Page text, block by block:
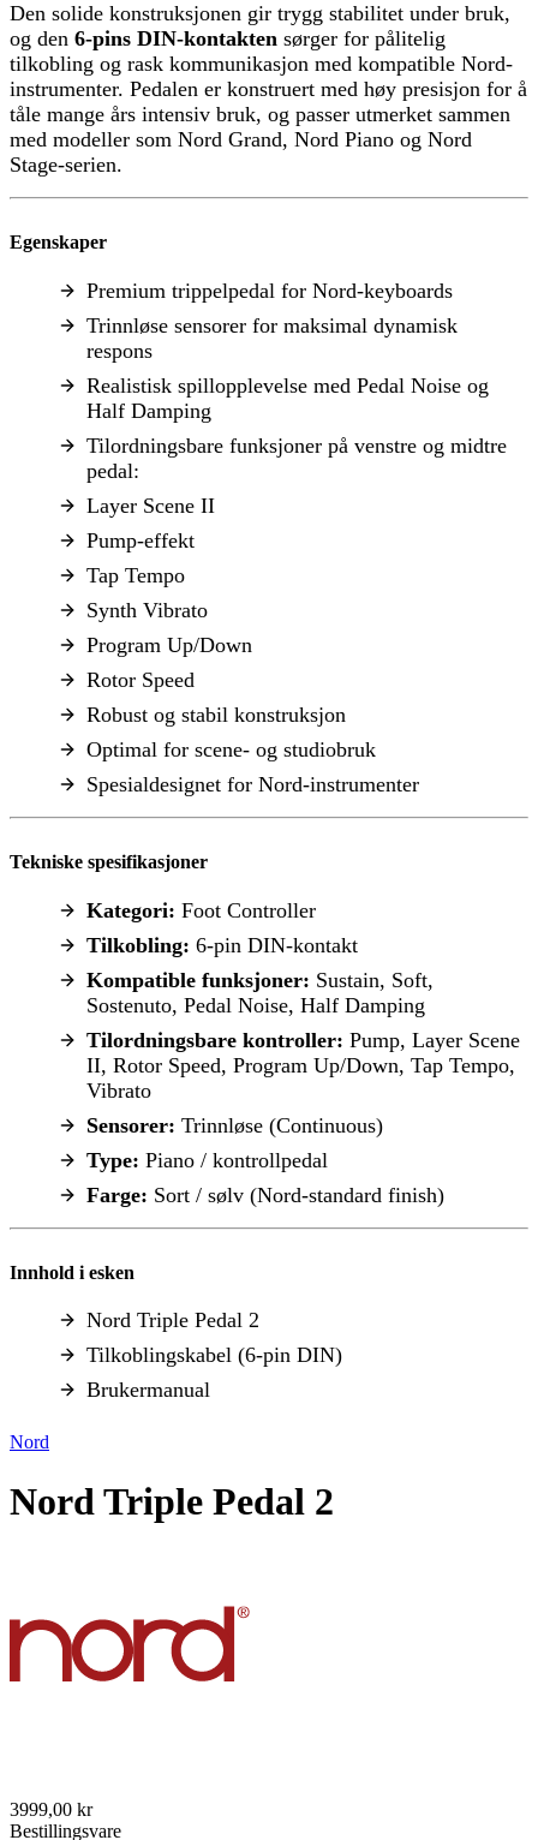
Den solide konstruksjonen gir trygg stabilitet under bruk,
og den 6-pins DIN-kontakten sørger for pålitelig
tilkobling og rask kommunikasjon med kompatible Nord-
instrumenter. Pedalen er konstruert med høy presisjon for å
tåle mange års intensiv bruk, og passer utmerket sammen
med modeller som Nord Grand, Nord Piano og Nord
Stage-serien.
Egenskaper
Premium trippelpedal for Nord-keyboards
Trinnløse sensorer for maksimal dynamisk
respons
Realistisk spillopplevelse med Pedal Noise og
Half Damping
Tilordningsbare funksjoner på venstre og midtre
pedal:
Layer Scene II
Pump-effekt
Tap Tempo
Synth Vibrato
Program Up/Down
Rotor Speed
Robust og stabil konstruksjon
Optimal for scene- og studiobruk
Spesialdesignet for Nord-instrumenter
Tekniske spesifikasjoner
Kategori: Foot Controller
Tilkobling: 6-pin DIN-kontakt
Kompatible funksjoner: Sustain, Soft,
Sostenuto, Pedal Noise, Half Damping
Tilordningsbare kontroller: Pump, Layer Scene
II, Rotor Speed, Program Up/Down, Tap Tempo,
Vibrato
Sensorer: Trinnløse (Continuous)
Type: Piano / kontrollpedal
Farge: Sort / sølv (Nord-standard finish)
Innhold i esken
Nord Triple Pedal 2
Tilkoblingskabel (6-pin DIN)
Brukermanual
Nord
Nord Triple Pedal 2
3999,00 kr
Bestillingsvare